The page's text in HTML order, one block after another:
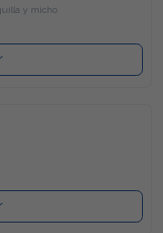
y micho